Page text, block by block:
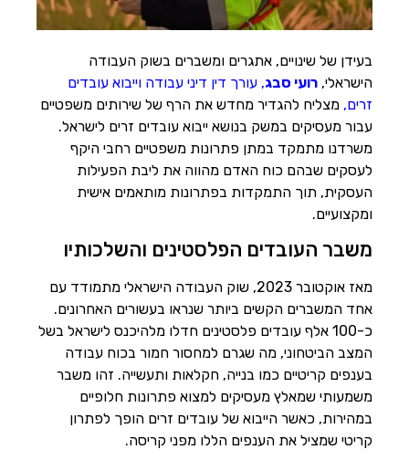
format_underlined הוסף קו תחתון לקישורים
לאפס
את
כל
האפשרויות
cached
השארת משוב
הצהרת נגישות
בעידן של שינויים, אתגרים ומשברים בשוק העבודה
הישראלי, רועי סבג, עורך דין דיני עבודה וייבוא עובדים
זרים, מצליח להגדיר מחדש את הרף של שירותים משפטיים
עבור מעסיקים במשק בנושא ייבוא עובדים זרים לישראל.
משרדנו מתמקד במתן פתרונות משפטיים רחבי היקף
לעסקים שבהם כוח האדם מהווה את ליבת הפעילות
העסקית, תוך התמקדות בפתרונות מותאמים אישית
ומקצועיים.
משבר העובדים הפלסטינים והשלכותיו
מאז אוקטובר 2023, שוק העבודה הישראלי מתמודד עם
אחד המשברים הקשים ביותר שנראו בעשורים האחרונים.
כ-100 אלף עובדים פלסטינים חדלו מלהיכנס לישראל בשל
המצב הביטחוני, מה שגרם למחסור חמור בכוח עבודה
בענפים קריטיים כמו בנייה, חקלאות ותעשייה. זהו משבר
משמעותי שמאלץ מעסיקים למצוא פתרונות חלופיים
במהירות, כאשר הייבוא של עובדים זרים הופך לפתרון
קריטי שמציל את הענפים הללו מפני קריסה.